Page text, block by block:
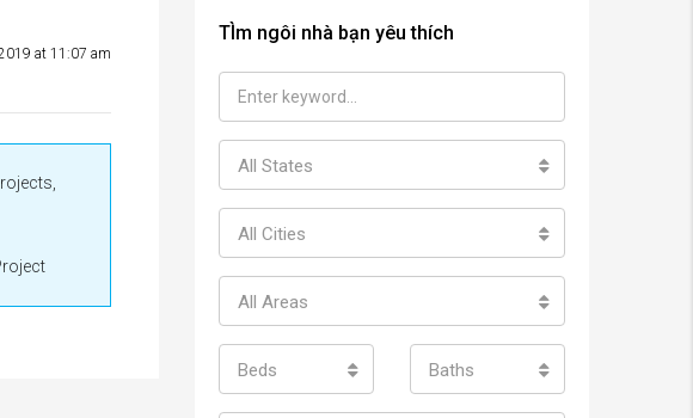
at 11:07 am
TÌm ngôi nhà bạn yêu thích
All States
All Cities
All Areas
Beds Baths